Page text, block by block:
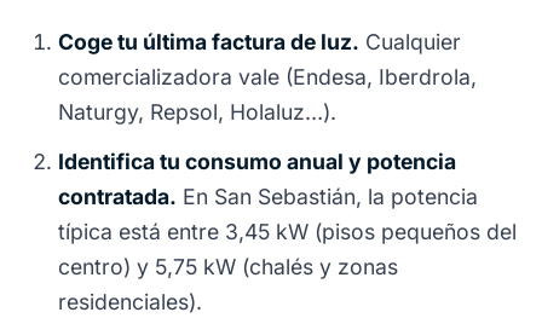
Coge tu última factura de luz. Cualquier
comercializadora vale (Endesa, Iberdrola,
Naturgy, Repsol, Holaluz…).
Identifica tu consumo anual y potencia
contratada. En San Sebastián, la potencia
típica está entre 3,45 kW (pisos pequeños del
centro) y 5,75 kW (chalés y zonas
residenciales).